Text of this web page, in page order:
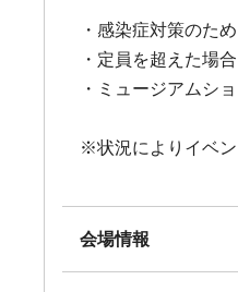
・感染症対策のた
・定員を超えた場
・ミュージアムシ
※状況によりイベン
会場情報